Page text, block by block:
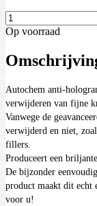
Op voorraad
Autochem anti-
verwijderen van fijne
Vanwege de
verwijderd en niet,
fillers.
Produceert een
De bijzonder
product maakt dit echt
voor u!